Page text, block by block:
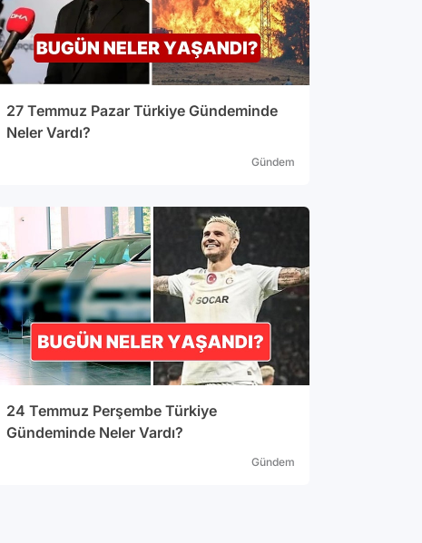
27 Temmuz Pazar Türkiye Gündeminde
Neler Vardı?
Gündem
24 Temmuz Perşembe Türkiye
Gündeminde Neler Vardı?
Gündem